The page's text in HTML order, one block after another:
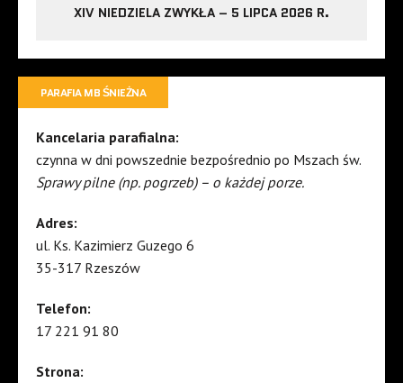
XIV NIEDZIELA ZWYKŁA – 5 LIPCA 2026 R.
PARAFIA MB ŚNIEŻNA
Kancelaria parafialna:
czynna w dni powszednie bezpośrednio po Mszach św.
Sprawy pilne (np. pogrzeb) – o każdej porze.
Adres:
ul. Ks. Kazimierz Guzego 6
35-317 Rzeszów
Telefon:
17 221 91 80
Strona: